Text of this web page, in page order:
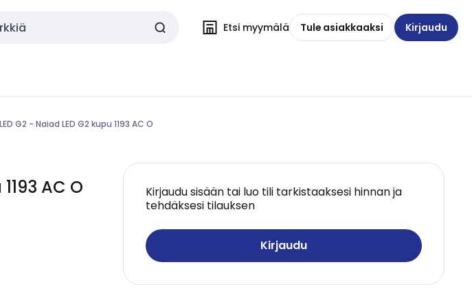
Etsi myymälä Tule asiakkaaksi Kirjaudu
G2 - Naiad LED G2 kupu 1193 AC O
AC O
Kirjaudu sisään tai luo tili tarkistaaksesi hinnan ja
tehdäksesi tilauksen
Kirjaudu